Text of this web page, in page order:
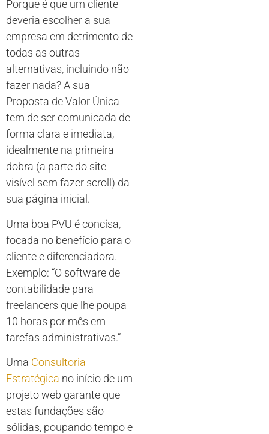
Porque é que um cliente
deveria escolher a sua
empresa em detrimento de
todas as outras
alternativas, incluindo não
fazer nada? A sua
Proposta de Valor Única
tem de ser comunicada de
forma clara e imediata,
idealmente na primeira
dobra (a parte do site
visível sem fazer scroll) da
sua página inicial.
Uma boa PVU é concisa,
focada no benefício para o
cliente e diferenciadora.
Exemplo: “O software de
contabilidade para
freelancers que lhe poupa
10 horas por mês em
tarefas administrativas.”
Uma Consultoria
Estratégica no início de um
projeto web garante que
estas fundações são
sólidas, poupando tempo e